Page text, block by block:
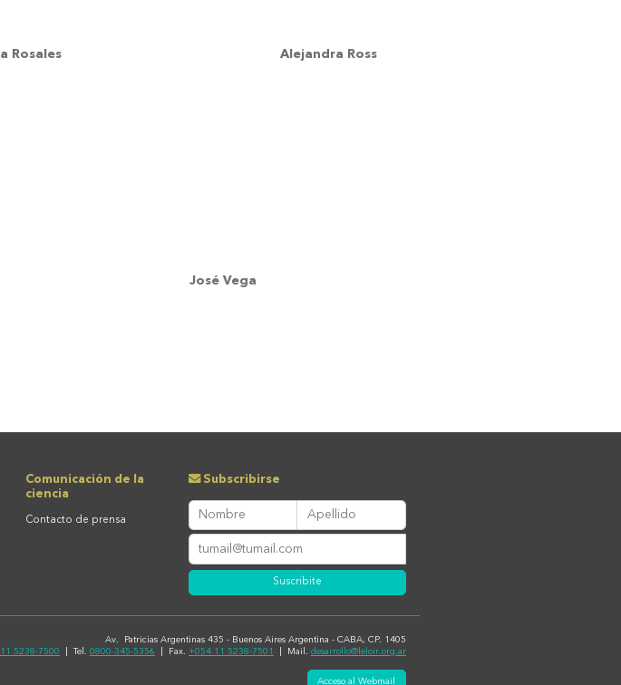
Rosales Alejandra Ross
José Vega
Comunicación de la
ciencia
Contacto de prensa
Subscribirse
Suscribite
Av. Patricias Argentinas 435 - Buenos Aires Argentina - CABA, CP. 1405
5238-7500 | Tel. 0800-345-5356 | Fax. +054 11 5238-7501 | Mail. desarrollo@leloir.org.ar
Acceso al Webmail